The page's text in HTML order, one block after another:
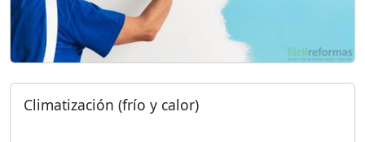
Climatización (frío y calor)